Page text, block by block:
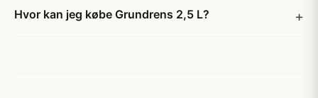
Hvor kan jeg købe Grundrens 2,5 L?